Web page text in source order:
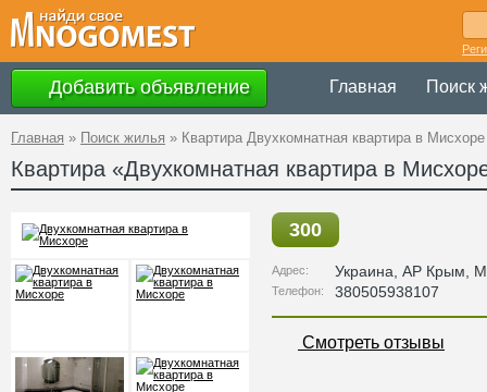
Добавить объявление Главная Поиск
Главная » Поиск жилья » Квартира Двухкомнатная квартира в Мисхоре
Квартира «Двухкомнатная квартира в
300
Адрес: Украина АР Крым ,
Телефон: 380505938107
Смотреть отзывы